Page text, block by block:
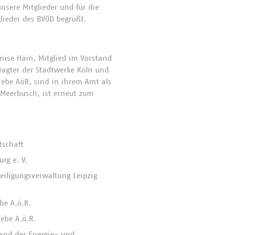
Mitglieder und für die
des BVÖD begrüßt.
Hain, Mitglied im Vorstand
der Stadtwerke Köln und
AöR, sind in ihrem Amt als
ist erneut zum
e. V.
Leipzig
A.ö.R.
A.ö.R.